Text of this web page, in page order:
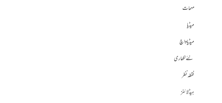
مہمات
میڈیا
میڈیا واچ
نئے لکھاری
نقطہ نظر
ہیڈلائنز